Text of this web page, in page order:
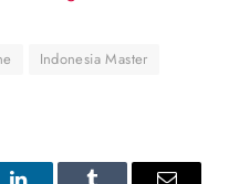
Indonesia Master